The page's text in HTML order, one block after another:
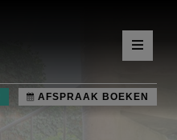
AFSPRAAK BOEKEN